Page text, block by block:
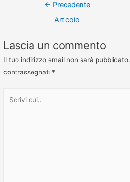
← Precedente
Articolo
Lascia un commento
Il tuo indirizzo email non sarà pubblicato.
contrassegnati *